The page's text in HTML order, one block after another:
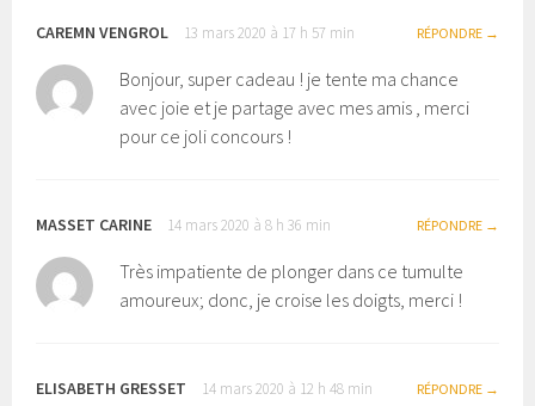
CAREMN VENGROL 13 mars 2020 à 17 h 57 min RÉPONDRE
Bonjour, super cadeau ! je tente ma chance
avec joie et je partage avec mes amis , merci
pour ce joli concours !
MASSET CARINE 14 mars 2020 à 8 h 36 min RÉPONDRE
Très impatiente de plonger dans ce tumulte
amoureux; donc, je croise les doigts, merci !
ELISABETH GRESSET 14 mars 2020 à 12 h 48 min RÉPONDRE